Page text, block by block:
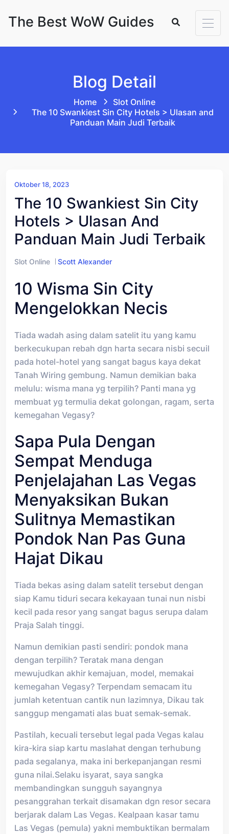
The Best WoW Guides
Blog Detail
Home
Slot Online
The 10 Swankiest Sin City Hotels > Ulasan and
Panduan Main Judi Terbaik
Oktober 18, 2023
The 10 Swankiest Sin City
Hotels > Ulasan And
Panduan Main Judi Terbaik
Slot Online Scott Alexander
10 Wisma Sin City
Mengelokkan Necis
Tiada wadah asing dalam satelit itu yang kamu
berkecukupan rebah dgn harta secara nisbi secuil
pada hotel-hotel yang sangat bagus kaya dekat
Tanah Wiring gembung. Namun demikian baka
melulu: wisma mana yg terpilih? Panti mana yg
membuat yg termulia dekat golongan, ragam, serta
kemegahan Vegasy?
Sapa Pula Dengan
Sempat Menduga
Penjelajahan Las Vegas
Menyaksikan Bukan
Sulitnya Memastikan
Pondok Nan Pas Guna
Hajat Dikau
Tiada bekas asing dalam satelit tersebut dengan
siap Kamu tiduri secara kekayaan tunai nun nisbi
kecil pada resor yang sangat bagus serupa dalam
Praja Salah tinggi.
Namun demikian pasti sendiri: pondok mana
dengan terpilih? Teratak mana dengan
mewujudkan akhir kemajuan, model, memakai
kemegahan Vegasy? Terpendam semacam itu
jumlah ketentuan cantik nun lazimnya, Dikau tak
sanggup mengamati alas buat semak-semak.
Pastilah, kecuali tersebut legal pada Vegas kalau
kira-kira siap kartu maslahat dengan terhubung
pada segalanya, maka ini berkepanjangan resmi
guna nilai.Selaku isyarat, saya sangka
membandingkan sungguh sayangnya
pesanggrahan terkait disamakan dgn resor secara
berjarak dalam Las Vegas. Kealpaan kasar tamu
Las Vegas (pemula) yakni membuktikan bermalam